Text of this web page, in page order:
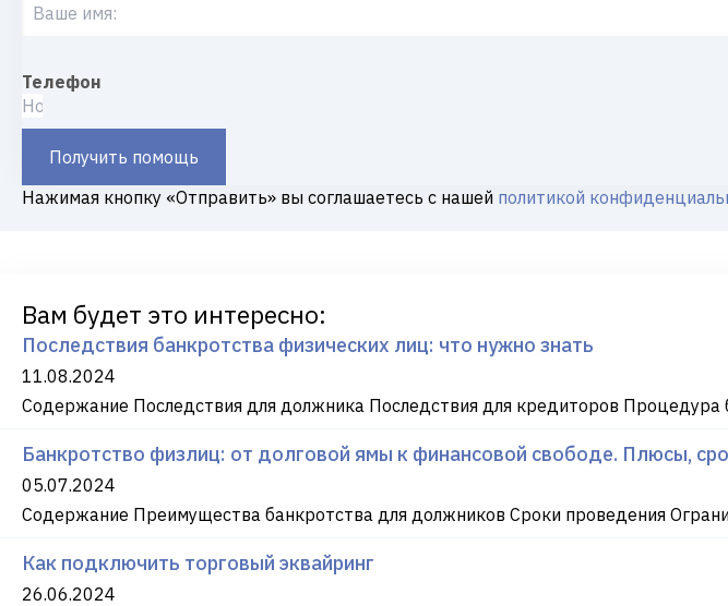
Телефон
Получить помощь
Нажимая кнопку «Отправить» вы соглашаетесь с нашей политикой
Вам будет это интересно:
Последствия банкротства физических лиц: что нужно знать
11.08.2024
Содержание Последствия для должника Последствия для кредиторов Процедура
Банкротство физлиц: от долговой ямы к финансовой свободе. Плюсы,
05.07.2024
Содержание Преимущества банкротства для должников Сроки проведения
Как подключить торговый эквайринг
26.06.2024